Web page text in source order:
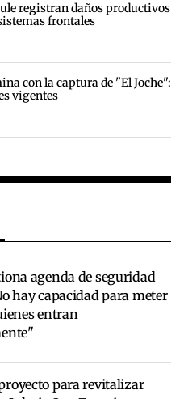
registran daños productivos
frontales
con la captura de "El Joche":
vigentes
agenda de seguridad
hay capacidad para meter
entran
para revitalizar